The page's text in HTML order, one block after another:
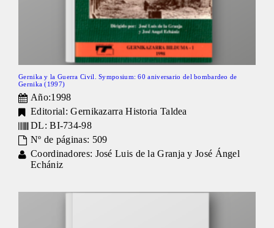
Gernika y la Guerra Civil. Symposium: 60 aniversario del bombardeo de
Gernika (1997)
Año:1998
Editorial: Gernikazarra Historia Taldea
DL: BI-734-98
Nº de páginas: 509
Coordinadores: José Luis de la Granja y José Ángel
Echániz